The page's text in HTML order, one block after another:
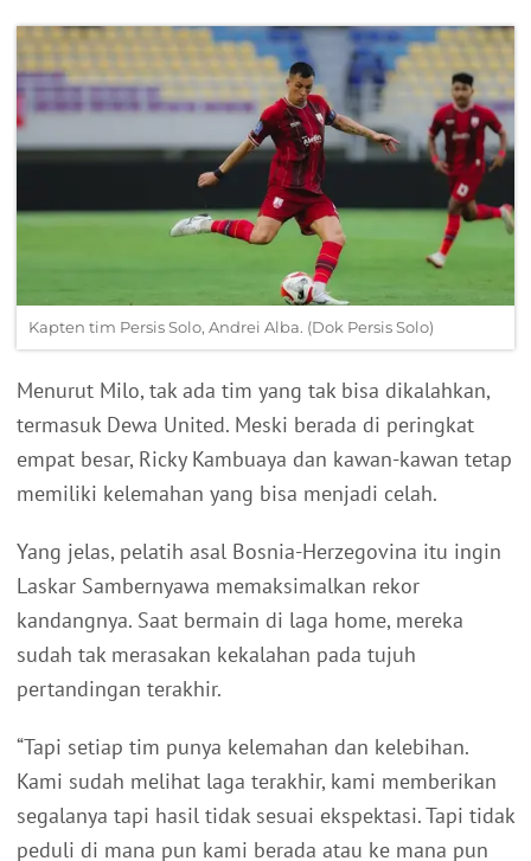
Kapten tim Persis Solo, Andrei Alba. (Dok Persis Solo)
Menurut Milo, tak ada tim yang tak bisa dikalahkan,
termasuk Dewa United. Meski berada di peringkat
empat besar, Ricky Kambuaya dan kawan-kawan tetap
memiliki kelemahan yang bisa menjadi celah.
Yang jelas, pelatih asal Bosnia-Herzegovina itu ingin
Laskar Sambernyawa memaksimalkan rekor
kandangnya. Saat bermain di laga home, mereka
sudah tak merasakan kekalahan pada tujuh
pertandingan terakhir.
“Tapi setiap tim punya kelemahan dan kelebihan.
Kami sudah melihat laga terakhir, kami memberikan
segalanya tapi hasil tidak sesuai ekspektasi. Tapi tidak
peduli di mana pun kami berada atau ke mana pun